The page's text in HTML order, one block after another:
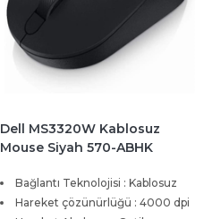
Dell MS3320W Kablosuz
Mouse Siyah 570-ABHK
Bağlantı Teknolojisi : Kablosuz
Hareket çözünürlüğü : 4000 dpi